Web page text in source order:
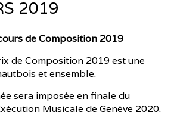
2019
de Composition 2019
de Composition 2019 est une
et ensemble.
sera imposée en finale du
Musicale de Genève 2020.